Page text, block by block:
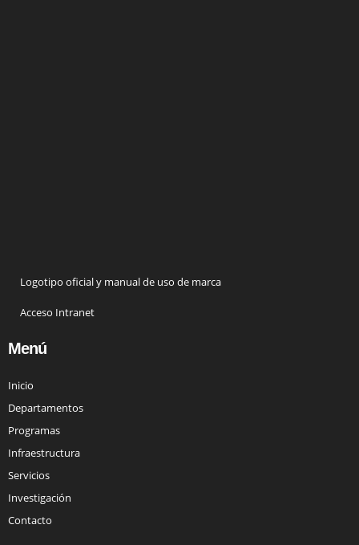
Logotipo oficial y manual de uso de marca
Acceso Intranet
Menú
Inicio
Departamentos
Programas
Infraestructura
Servicios
Investigación
Contacto